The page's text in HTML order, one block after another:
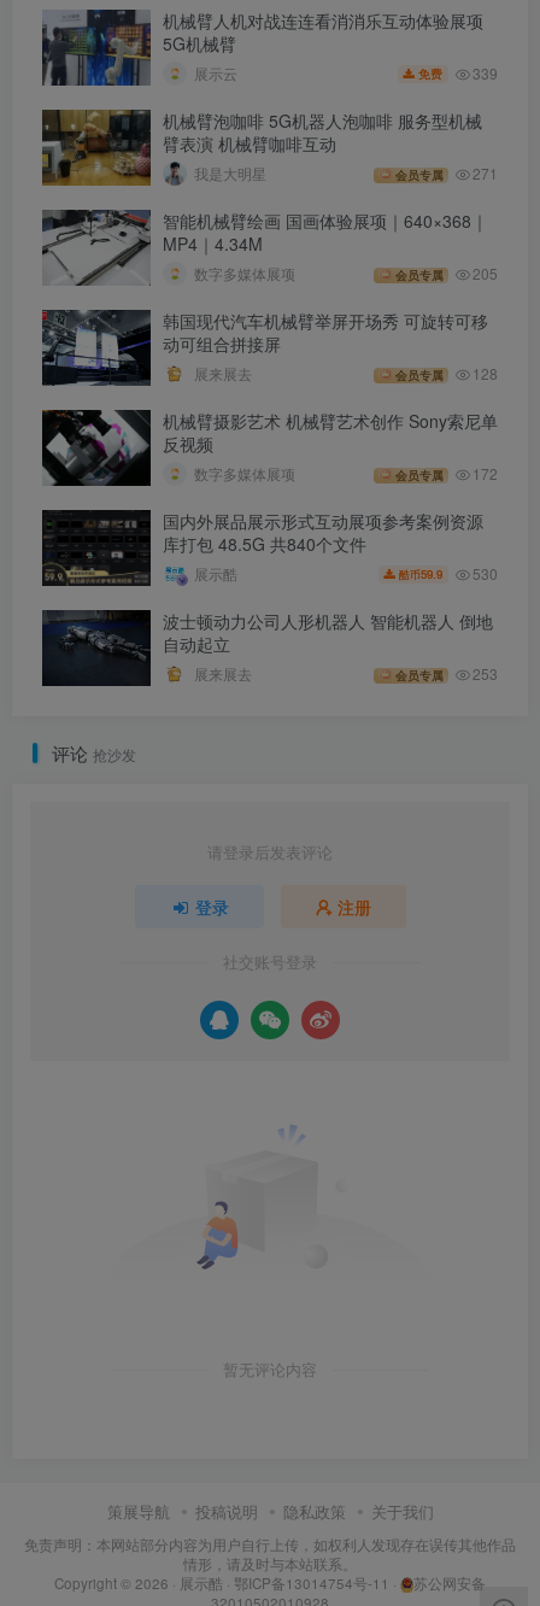
机械臂人机对战连连看消消乐互动体验展项
5G机械臂
展示云 免费 339
机械臂泡咖啡 5G机器人泡咖啡 服务型机械
臂表演 机械臂咖啡互动
我是大明星 会员专属 271
智能机械臂绘画 国画体验展项｜640×368｜
MP4｜4.34M
数字多媒体展项 会员专属 205
韩国现代汽车机械臂举屏开场秀 可旋转可移
动可组合拼接屏
展来展去 会员专属 128
机械臂摄影艺术 机械臂艺术创作 Sony索尼单
反视频
数字多媒体展项 会员专属 172
国内外展品展示形式互动展项参考案例资源
库打包 48.5G 共840个文件
展示酷 酷币59.9 530
波士顿动力公司人形机器人 智能机器人 倒地
自动起立
展来展去 会员专属 253
评论 抢沙发
请登录后发表评论
登录 注册
社交账号登录
暂无评论内容
策展导航 投稿说明 隐私政策 关于我们
免责声明：本网站部分内容为用户自行上传，如权利人发现存在误传其他作品
情形，请及时与本站联系。
Copyright © 2026 · 展示酷 · 鄂ICP备13014754号-11 ·
苏公网安备